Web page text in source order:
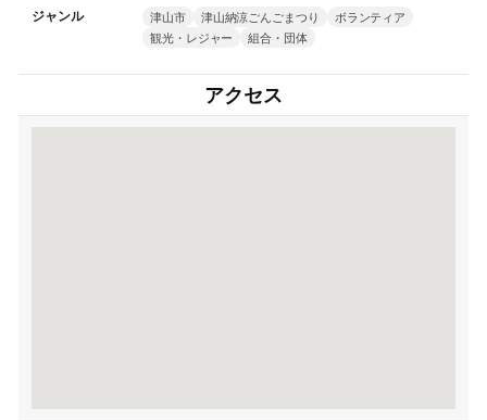
ジャンル 津山市 津山納涼ごんごまつり
ボランティア
観光・レジャー
組合・団体
アクセス